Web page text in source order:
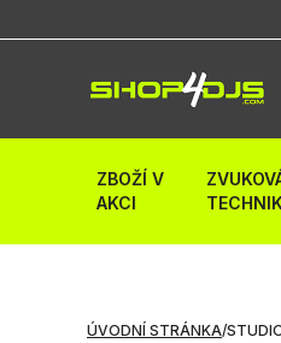
ZBOŽÍ V
AKCI
ÚVODNÍ STRÁNKA/